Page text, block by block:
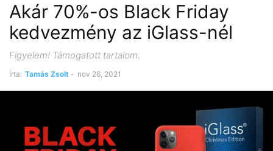
Akár 70%-os Black Friday
kedvezmény az iGlass-nél
Figyelem! Támogatott tartalom.
Írta: Tamás Zsolt - nov 26, 2021